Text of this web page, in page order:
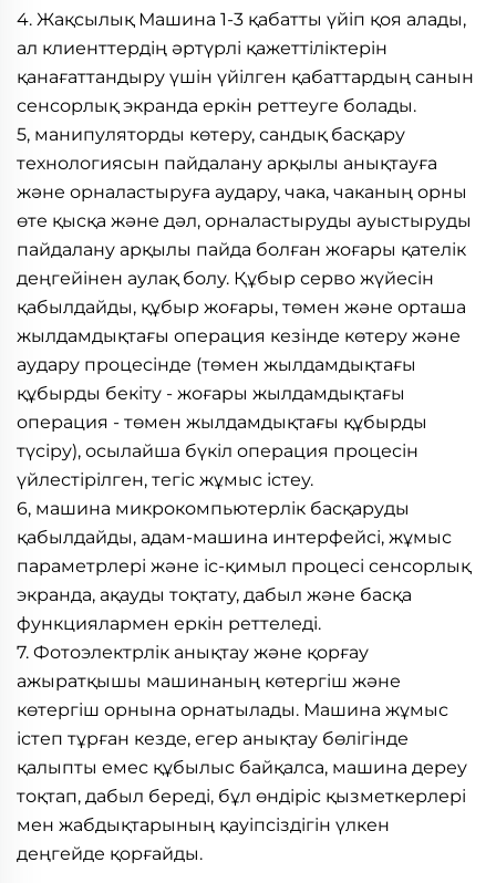
4. Жақсылық Машина 1-3 қабатты үйіп қоя алады,
ал клиенттердің әртүрлі қажеттіліктерін
қанағаттандыру үшін үйілген қабаттардың санын
сенсорлық экранда еркін реттеуге болады.
5, манипуляторды көтеру, сандық басқару
технологиясын пайдалану арқылы анықтауға
және орналастыруға аудару, чака, чаканың орны
өте қысқа және дәл, орналастыруды ауыстыруды
пайдалану арқылы пайда болған жоғары қателік
деңгейінен аулақ болу. Құбыр серво жүйесін
қабылдайды, құбыр жоғары, төмен және орташа
жылдамдықтағы операция кезінде көтеру және
аудару процесінде (төмен жылдамдықтағы
құбырды бекіту - жоғары жылдамдықтағы
операция - төмен жылдамдықтағы құбырды
түсіру), осылайша бүкіл операция процесін
үйлестірілген, тегіс жұмыс істеу.
6, машина микрокомпьютерлік басқаруды
қабылдайды, адам-машина интерфейсі, жұмыс
параметрлері және іс-қимыл процесі сенсорлық
экранда, ақауды тоқтату, дабыл және басқа
функциялармен еркін реттеледі.
7. Фотоэлектрлік анықтау және қорғау
ажыратқышы машинаның көтергіш және
көтергіш орнына орнатылады. Машина жұмыс
істеп тұрған кезде, егер анықтау бөлігінде
қалыпты емес құбылыс байқалса, машина дереу
тоқтап, дабыл береді, бұл өндіріс қызметкерлері
мен жабдықтарының қауіпсіздігін үлкен
деңгейде қорғайды.